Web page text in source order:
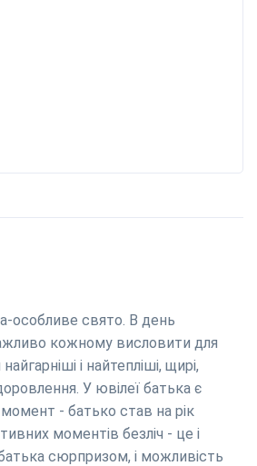
особливе свято. В день
кожному висловити для
і найтепліші, щирі,
У ювілеї батька є
- батько став на рік
моментів безліч - це і
сюрпризом, і можливість